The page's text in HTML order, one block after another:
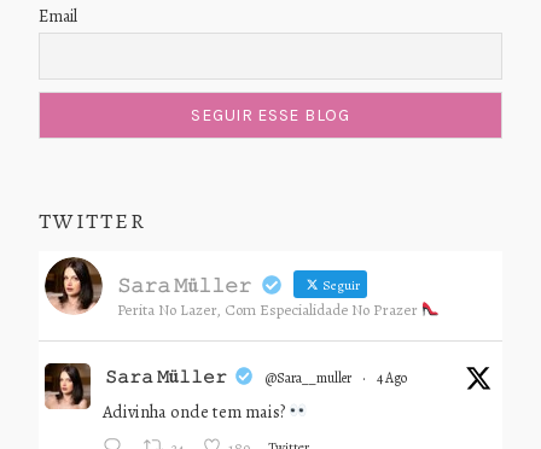
Email
TWITTER
𝚂𝚊𝚛𝚊 𝙼ü𝚕𝚕𝚎𝚛 Seguir
Perita No Lazer, Com Especialidade No Prazer
𝚂𝚊𝚛𝚊 𝙼ü𝚕𝚕𝚎𝚛 @sara__muller · 4 Ago
Adivinha onde tem mais?